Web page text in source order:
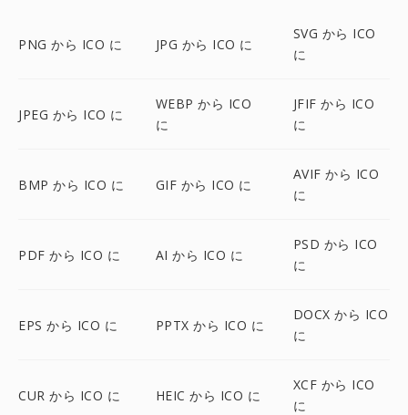
PNG から ICO に JPG から ICO に
SVG から ICO
に
JPEG から ICO に
WEBP から ICO
に
JFIF から ICO
に
BMP から ICO に GIF から ICO に
AVIF から ICO
に
PDF から ICO に AI から ICO に
PSD から ICO
に
EPS から ICO に PPTX から ICO に
DOCX から ICO
に
CUR から ICO に HEIC から ICO に
XCF から ICO
に